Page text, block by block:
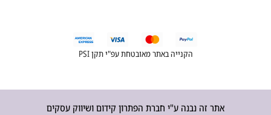
הקנייה באתר מאובטחת עפ"י תקן PSI
אתר זה נבנה ע"י חברת הפתרון קידום ושיווק עסקים